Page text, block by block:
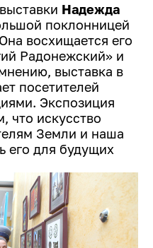
Надежда
поклонницей
восхищается его
Радонежский» и
выставка в
посетителей
Экспозиция
что искусство
Земли и наша
его для будущих